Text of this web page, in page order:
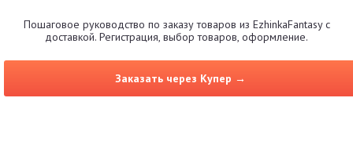
Пошаговое руководство по заказу товаров из EzhinkaFantasy с
доставкой. Регистрация, выбор товаров, оформление.
Заказать через Купер →